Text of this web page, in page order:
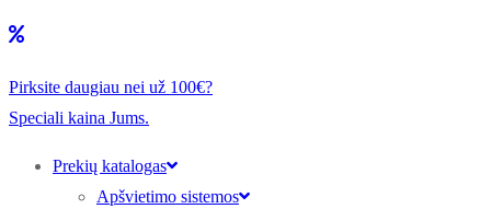
Pirksite daugiau nei už 100€?
Speciali kaina Jums.
Prekių katalogas
Apšvietimo sistemos